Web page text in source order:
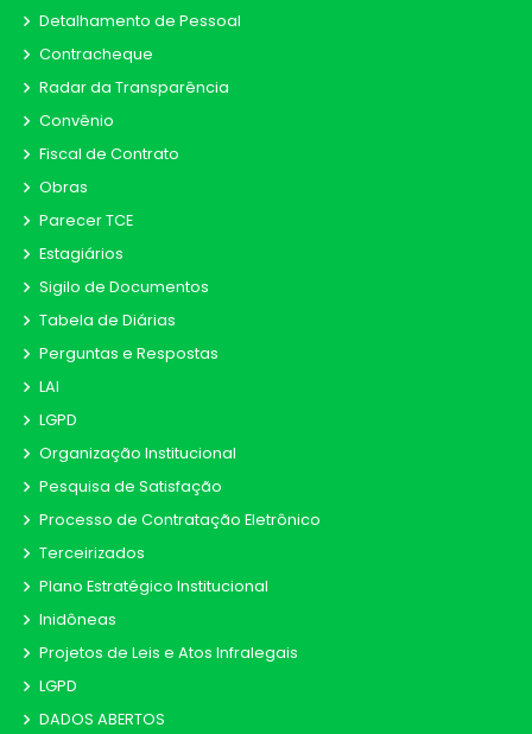
Detalhamento de Pessoal
Contracheque
Radar da Transparência
Convênio
Fiscal de Contrato
Obras
Parecer TCE
Estagiários
Sigilo de Documentos
Tabela de Diárias
Perguntas e Respostas
LAI
LGPD
Organização Institucional
Pesquisa de Satisfação
Processo de Contratação Eletrônico
Terceirizados
Plano Estratégico Institucional
Inidôneas
Projetos de Leis e Atos Infralegais
LGPD
DADOS ABERTOS